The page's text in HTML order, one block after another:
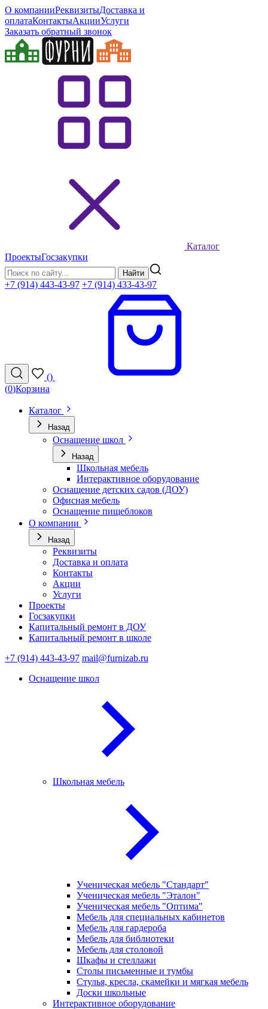
О компанииРеквизитыДоставка и
оплатаКонтактыАкцииУслуги
Заказать обратный звонок
Каталог
ПроектыГосзакупки
Найти
+7 (914) 443-43-97 +7 (914) 433-43-97
()
(0)Корзина
Каталог
Назад
Оснащение школ
Назад
Школьная мебель
Интерактивное оборудование
Оснащение детских садов (ДОУ)
Офисная мебель
Оснащение пищеблоков
О компании
Назад
Реквизиты
Доставка и оплата
Контакты
Акции
Услуги
Проекты
Госзакупки
Капитальный ремонт в ДОУ
Капитальный ремонт в школе
+7 (914) 443-43-97 mail@furnizab.ru
Оснащение школ
Школьная мебель
Ученическая мебель "Стандарт"
Ученическая мебель "Эталон"
Ученическая мебель "Оптима"
Мебель для специальных кабинетов
Мебель для гардероба
Мебель для библиотеки
Мебель для столовой
Шкафы и стеллажи
Столы письменные и тумбы
Стулья, кресла, скамейки и мягкая мебель
Доски школьные
Интерактивное оборудование